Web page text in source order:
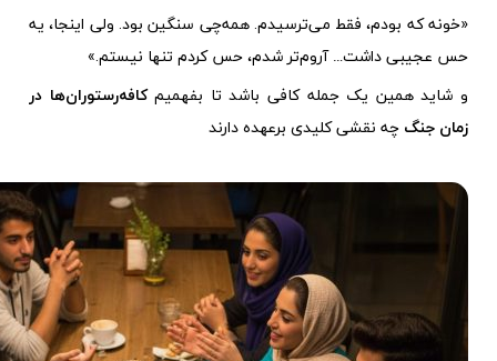
«خونه که بودم، فقط می‌ترسیدم. همه‌چی سنگین بود. ولی اینجا، یه
حس عجیبی داشت… آروم‌تر شدم، حس کردم تنها نیستم.»
و شاید همین یک جمله کافی باشد تا بفهمیمکافه‌رستوران‌ها در
زمان جنگ چه نقشی کلیدی برعهده دارند